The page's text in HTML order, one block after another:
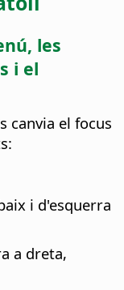
les
i el
canvia el focus
i d'esquerra
a dreta,